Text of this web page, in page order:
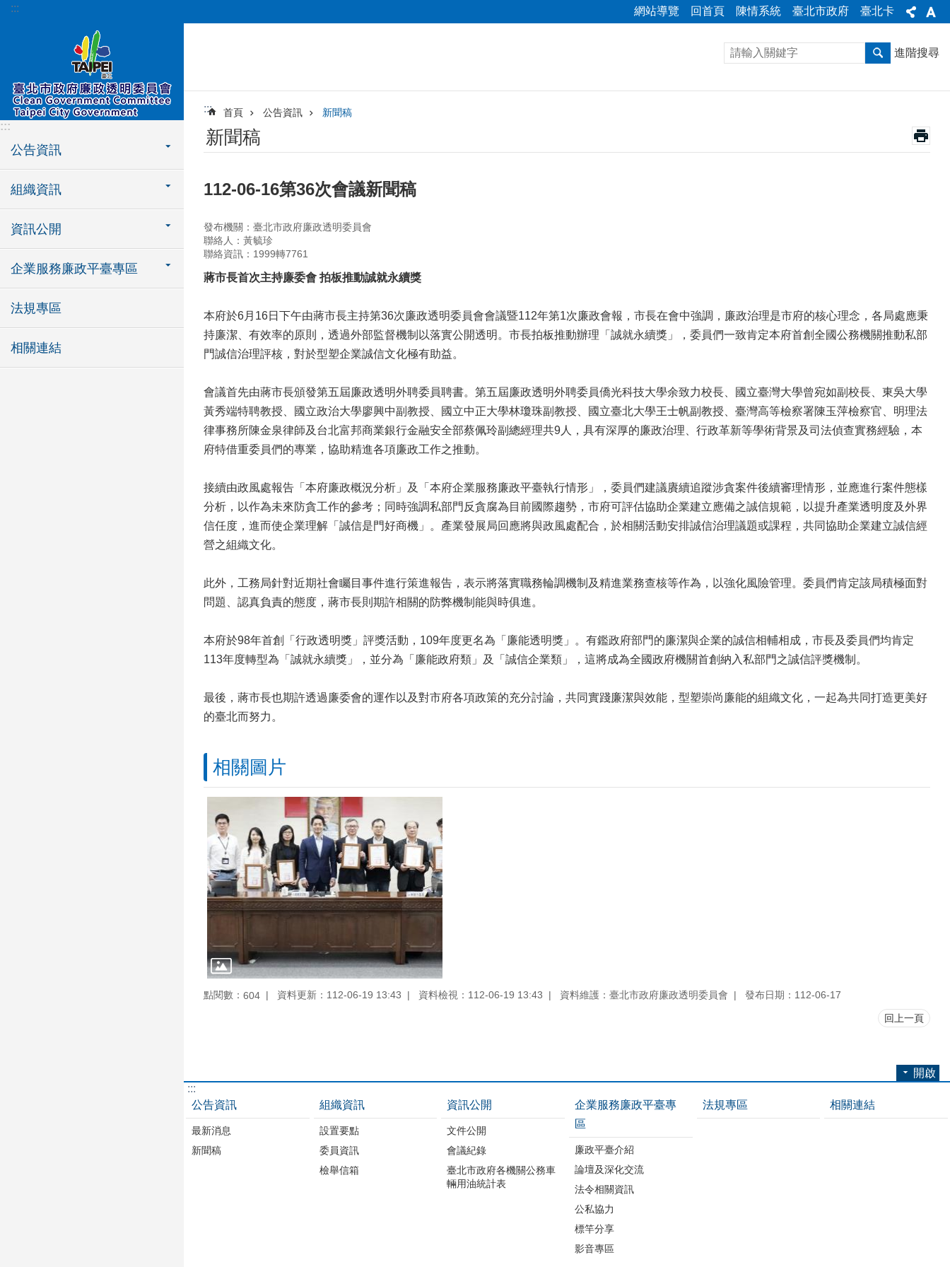
跳到主要內容區塊
::: 網站導覽 回首頁 陳情系統 臺北市政府 臺北卡
:::
公告資訊
組織資訊
資訊公開
企業服務廉政平臺專區
法規專區
相關連結
進階搜尋
::: 首頁 公告資訊 新聞稿
新聞稿
112-06-16第36次會議新聞稿
發布機關：臺北市政府廉政透明委員會
聯絡人：黃毓珍
聯絡資訊：1999轉7761
蔣市長首次主持廉委會 拍板推動誠就永續獎
本府於6月16日下午由蔣市長主持第36次廉政透明委員會會議暨112年第1次廉政會報，市長在會中強調，廉政治理是市府的核心理念，各局處應秉
持廉潔、有效率的原則，透過外部監督機制以落實公開透明。市長拍板推動辦理「誠就永續獎」，委員們一致肯定本府首創全國公務機關推動私部
門誠信治理評核，對於型塑企業誠信文化極有助益。
會議首先由蔣市長頒發第五屆廉政透明外聘委員聘書。第五屆廉政透明外聘委員僑光科技大學余致力校長、國立臺灣大學曾宛如副校長、東吳大學
黃秀端特聘教授、國立政治大學廖興中副教授、國立中正大學林瓊珠副教授、國立臺北大學王士帆副教授、臺灣高等檢察署陳玉萍檢察官、明理法
律事務所陳金泉律師及台北富邦商業銀行金融安全部蔡佩玲副總經理共9人，具有深厚的廉政治理、行政革新等學術背景及司法偵查實務經驗，本
府特借重委員們的專業，協助精進各項廉政工作之推動。
接續由政風處報告「本府廉政概況分析」及「本府企業服務廉政平臺執行情形」，委員們建議賡續追蹤涉貪案件後續審理情形，並應進行案件態樣
分析，以作為未來防貪工作的參考；同時強調私部門反貪腐為目前國際趨勢，市府可評估協助企業建立應備之誠信規範，以提升產業透明度及外界
信任度，進而使企業理解「誠信是門好商機」。產業發展局回應將與政風處配合，於相關活動安排誠信治理議題或課程，共同協助企業建立誠信經
營之組織文化。
此外，工務局針對近期社會矚目事件進行策進報告，表示將落實職務輪調機制及精進業務查核等作為，以強化風險管理。委員們肯定該局積極面對
問題、認真負責的態度，蔣市長則期許相關的防弊機制能與時俱進。
本府於98年首創「行政透明獎」評獎活動，109年度更名為「廉能透明獎」。有鑑政府部門的廉潔與企業的誠信相輔相成，市長及委員們均肯定
113年度轉型為「誠就永續獎」，並分為「廉能政府類」及「誠信企業類」，這將成為全國政府機關首創納入私部門之誠信評獎機制。
最後，蔣市長也期許透過廉委會的運作以及對市府各項政策的充分討論，共同實踐廉潔與效能，型塑崇尚廉能的組織文化，一起為共同打造更美好
的臺北而努力。
相關圖片
點閱數： 604 資料更新：112-06-19 13:43 資料檢視：112-06-19 13:43 資料維護：臺北市政府廉政透明委員會 發布日期：112-06-17
回上一頁
開啟
:::
公告資訊
最新消息
新聞稿
組織資訊
設置要點
委員資訊
檢舉信箱
資訊公開
文件公開
會議紀錄
臺北市政府各機關公務車
輛用油統計表
企業服務廉政平臺專
區
廉政平臺介紹
論壇及深化交流
法令相關資訊
公私協力
標竿分享
影音專區
法規專區 相關連結